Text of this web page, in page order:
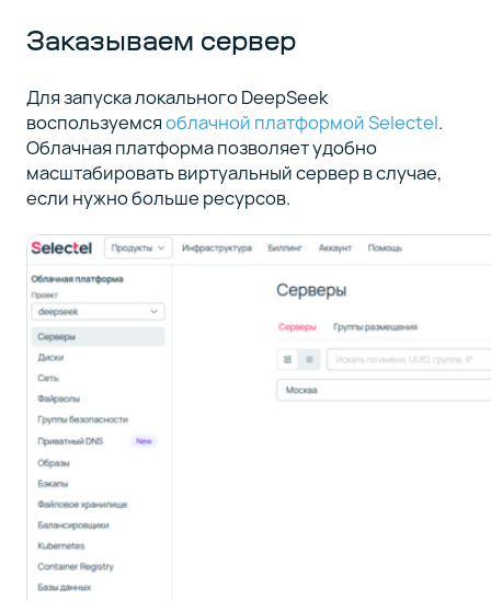
Заказываем сервер
Для запуска локального DeepSeek
воспользуемсяоблачной платформой Selectel.
Облачная платформа позволяет удобно
масштабировать виртуальный сервер в случае,
если нужно больше ресурсов.